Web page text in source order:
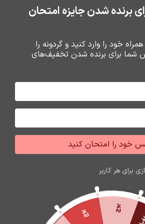
ترب‌پی
پوچ
پوچ
برنده شدن جایزه امتحان
خود را وارد کنید و گردونه را
شما برای برنده شدن تخفیف‌های
خود را امتحان کنید
برای هر کاربر